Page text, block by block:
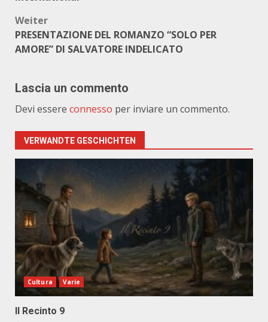
Weiter
PRESENTAZIONE DEL ROMANZO “SOLO PER
AMORE” DI SALVATORE INDELICATO
Lascia un commento
Devi essere connesso per inviare un commento.
VERWANDTE GESCHICHTEN
Cultura Varie
Il Recinto 9